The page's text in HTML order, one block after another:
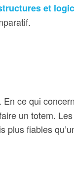
et
. En ce qui
un totem.
fiables